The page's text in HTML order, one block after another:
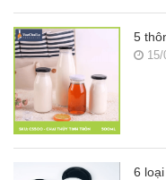
5
15/
6